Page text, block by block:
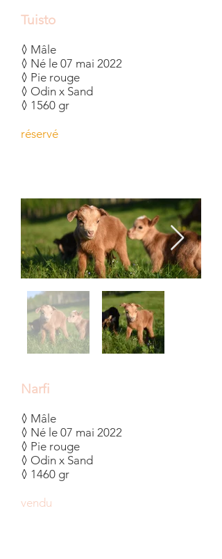
Tuisto
◊ Mâle
◊ Né le 07 mai 2022
◊ Pie rouge
◊ Odin x Sand
◊ 1560 gr
réservé
Narfi
◊ Mâle
◊ Né le 07 mai 2022
◊ Pie rouge
◊ Odin x Sand
◊ 1460 gr
vendu